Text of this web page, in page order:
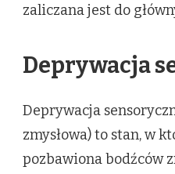
zaliczana jest do
Deprywacja
Deprywacja
zmysłowa) to stan, w
pozbawiona bodźców